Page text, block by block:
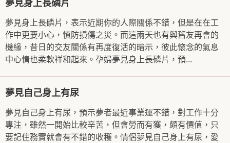
夢見身上長磷片
夢見身上長磷片，表示近期你的人際關係不錯，但是在在工
作中更要小心，慎防損傷之災。而這兩天也有與舊友再會的
機緣，昔日的交友關係有再度復活的暗示，彼此懷念的氣息
中心情也柔軟祥和起來。孕婦夢見身上長磷片，預...
夢見自己身上有尿
夢見自己身上有尿，預示夢者最近事業運不錯，對工作十分
專注，雖然一開始比較辛苦，但會勞而有獲，頗有價值，只
要記住務實就會有不錯的收穫。情侶夢見自己身上有尿，愛